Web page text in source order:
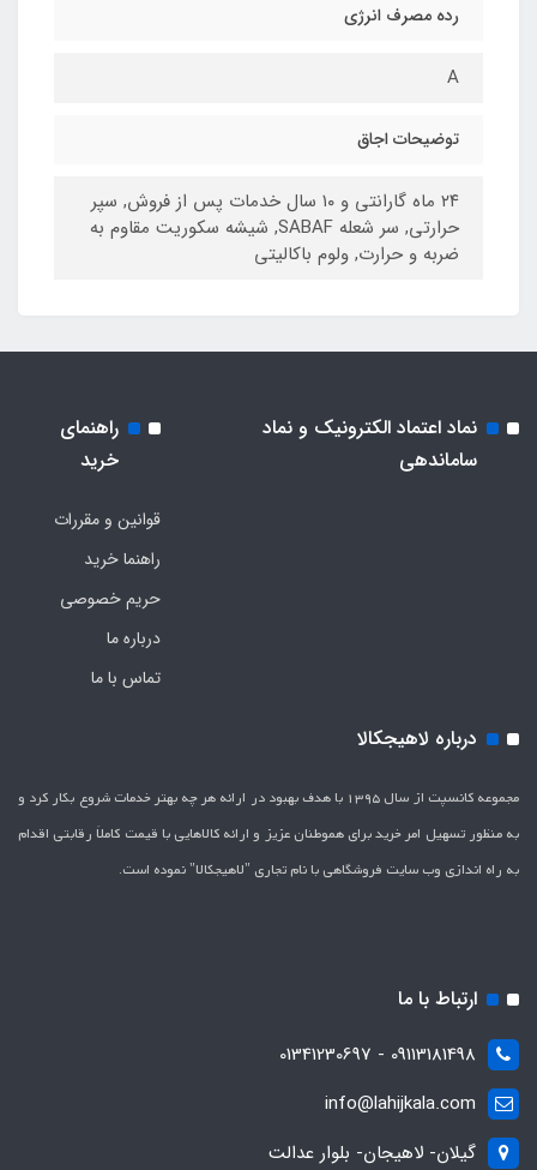
رده مصرف انرژی
A
توضیحات اجاق
۲۴ ماه گارانتی و ۱۰ سال خدمات پس از فروش, سپر
حرارتی, سر شعله SABAF, شیشه سکوریت مقاوم به
ضربه و حرارت, ولوم باکالیتی
نماد اعتماد الکترونیک و نماد
ساماندهی
راهنمای
خرید
قوانین و مقررات
راهنما خرید
حریم خصوصی
درباره ما
تماس با ما
درباره لاهیجکالا
مجموعه کانسپت از سال 1395 با هدف بهبود در ارائه هر چه بهتر خدمات شروع بکار کرد و
به منظور تسهیل امر خرید برای هموطنان عزیز و ارائه کالاهایی با قیمت کاملاَ رقابتی اقدام
به راه اندازی وب سایت فروشگاهی با نام تجاری "لاهیج­کالا" نموده است.
ارتباط با ما
09113181498 - 01341230697
info@lahijkala.com
گیلان- لاهیجان- بلوار عدالت